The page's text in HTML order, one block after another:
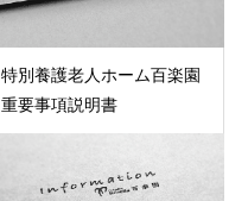
特別養護老人ホーム百楽園
重要事項説明書